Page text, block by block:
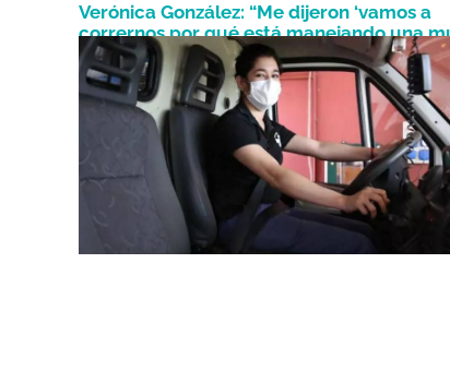
Verónica González: “Me dijeron ‘vamos a
corrernos por qué está manejando una
pero lo tomé como un chiste y seguí mi
Septiembre 26, 2021